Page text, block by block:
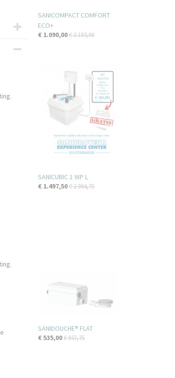
SANICOMPACT COMFORT
ECO+
€ 1.090,00€ 2.183,00
SANICUBIC 1 WP L
€ 1.497,50€ 2.994,75
SANIDOUCHE® FLAT
€ 535,00€ 937,75